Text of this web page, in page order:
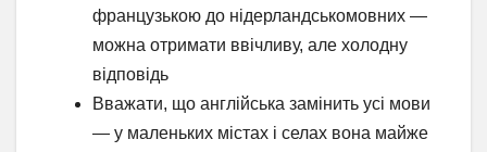
французькою до нідерландськомовних —
можна отримати ввічливу, але холодну
відповідь
Вважати, що англійська замінить усі мови
— у маленьких містах і селах вона майже